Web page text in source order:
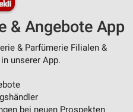
& Angebote App
& Parfümerie Filialen &
unserer App.
bei neuen Prospekten